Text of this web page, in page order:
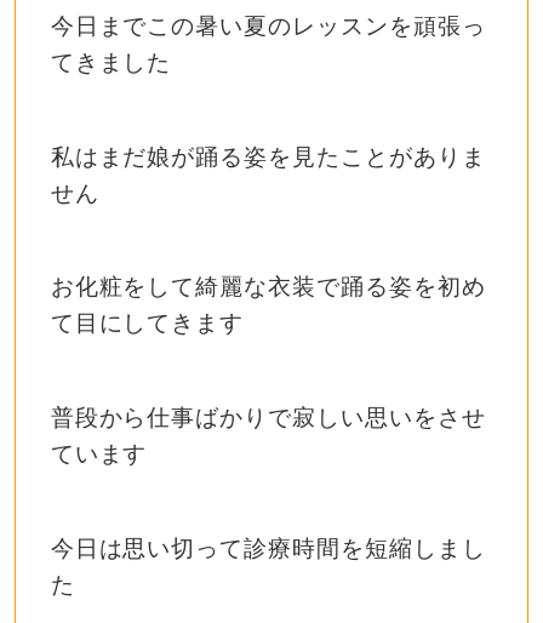
今日までこの暑い夏のレッスンを頑張っ
てきました
私はまだ娘が踊る姿を見たことがありま
せん
お化粧をして綺麗な衣装で踊る姿を初め
て目にしてきます
普段から仕事ばかりで寂しい思いをさせ
ています
今日は思い切って診療時間を短縮しまし
た